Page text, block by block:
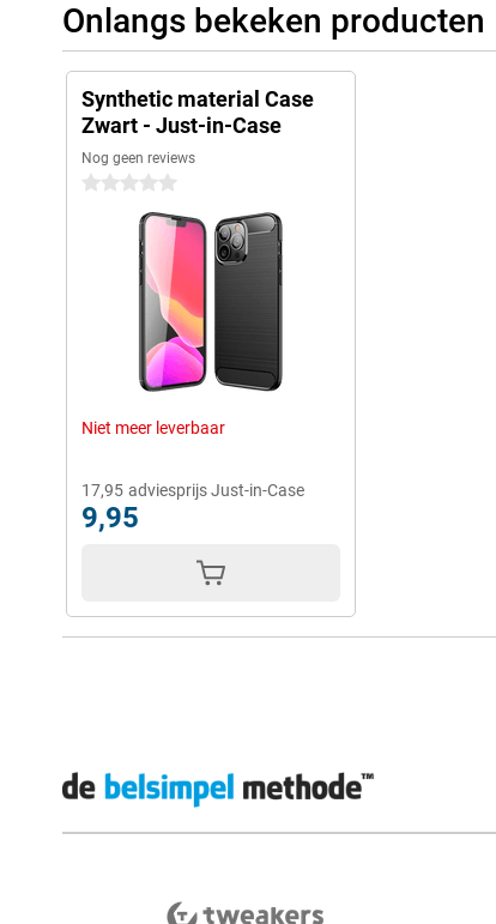
Onlangs bekeken producten
Synthetic material Case
Zwart - Just-in-Case
Nog geen reviews
0 sterren
Niet meer leverbaar
17,95 adviesprijs Just-in-Case
9,95